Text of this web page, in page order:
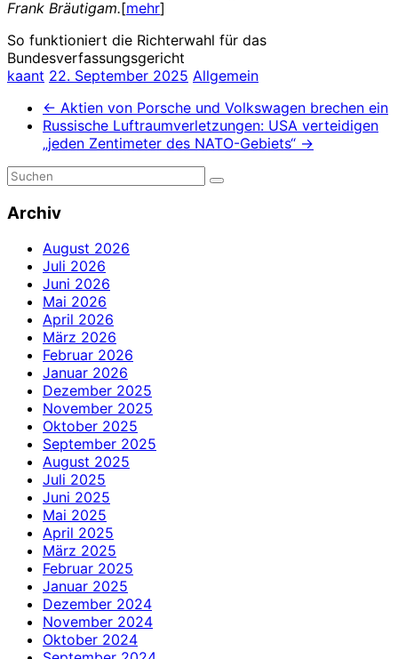
Frank Bräutigam.[mehr]
So funktioniert die Richterwahl für das
Bundesverfassungsgericht
kaant 22. September 2025 Allgemein
← Aktien von Porsche und Volkswagen brechen ein
Russische Luftraumverletzungen: USA verteidigen
„jeden Zentimeter des NATO-Gebiets“ →
Archiv
August 2026
Juli 2026
Juni 2026
Mai 2026
April 2026
März 2026
Februar 2026
Januar 2026
Dezember 2025
November 2025
Oktober 2025
September 2025
August 2025
Juli 2025
Juni 2025
Mai 2025
April 2025
März 2025
Februar 2025
Januar 2025
Dezember 2024
November 2024
Oktober 2024